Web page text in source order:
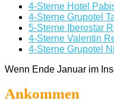
4-Sterne Hotel
4-Sterne Grupotel
5-Sterne Iberostar
4-Sterne Valentin
4-Sterne Grupotel
Wenn Ende Januar im
Ankommen